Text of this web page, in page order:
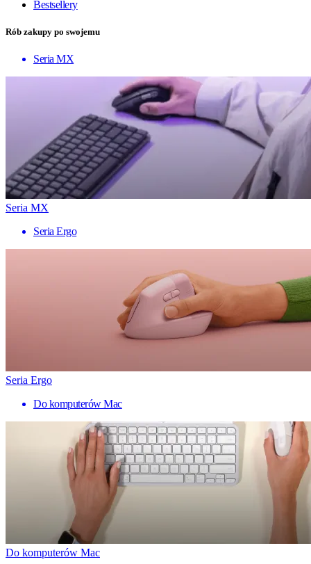
Bestsellery
Rób zakupy po swojemu
Seria MX
Seria MX
Seria Ergo
Seria Ergo
Do komputerów Mac
Do komputerów Mac